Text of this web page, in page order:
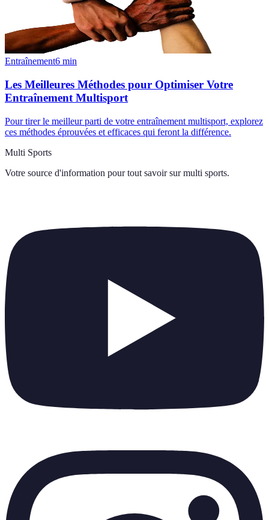
Entraînement6 min
Les Meilleures Méthodes pour Optimiser Votre
Entraînement Multisport
Pour tirer le meilleur parti de votre entraînement multisport, explorez
ces méthodes éprouvées et efficaces qui feront la différence.
Multi Sports
Votre source d'information pour tout savoir sur multi sports.